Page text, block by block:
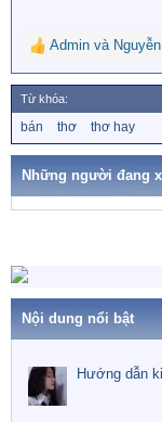
R
e
a
c
t
o
s
Admin và
Từ khóa:
ừ
k
bán thơ thơ hay
Những người đang
Nội dung nổi bật
Hướng dẫn